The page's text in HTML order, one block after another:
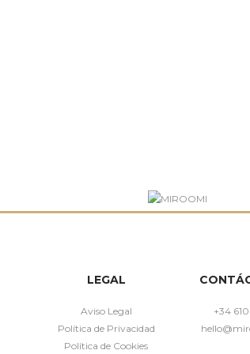
LEGAL
Aviso Legal
Política de Privacidad
Política de Cookies
+34 610